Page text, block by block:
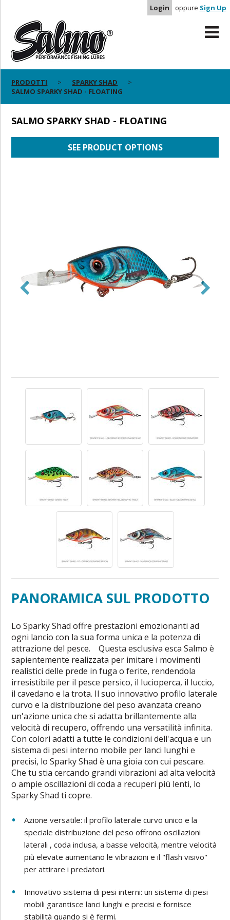
Login oppure Sign Up
PRODOTTI
SPARKY SHAD
SALMO SPARKY SHAD - FLOATING
SALMO SPARKY SHAD - FLOATING
SEE PRODUCT OPTIONS
PANORAMICA SUL PRODOTTO
Lo Sparky Shad offre prestazioni emozionanti ad
ogni lancio con la sua forma unica e la potenza di
attrazione del pesce. Questa esclusiva esca Salmo è
sapientemente realizzata per imitare i movimenti
realistici delle prede in fuga o ferite, rendendola
irresistibile per il pesce persico, il lucioperca, il luccio,
il cavedano e la trota. Il suo innovativo profilo laterale
curvo e la distribuzione del peso avanzata creano
un'azione unica che si adatta brillantemente alla
velocità di recupero, offrendo una versatilità infinita.
Con colori adatti a tutte le condizioni dell'acqua e un
sistema di pesi interno mobile per lanci lunghi e
precisi, lo Sparky Shad è una gioia con cui pescare.
Che tu stia cercando grandi vibrazioni ad alta velocità
o ampie oscillazioni di coda a recuperi più lenti, lo
Sparky Shad ti copre.
Azione versatile: il profilo laterale curvo unico e la
speciale distribuzione del peso offrono oscillazioni
laterali , coda inclusa, a basse velocità, mentre velocità
più elevate aumentano le vibrazioni e il "flash visivo"
per attirare i predatori.
Innovativo sistema di pesi interni: un sistema di pesi
mobili garantisce lanci lunghi e precisi e fornisce
stabilità quando si è fermi.